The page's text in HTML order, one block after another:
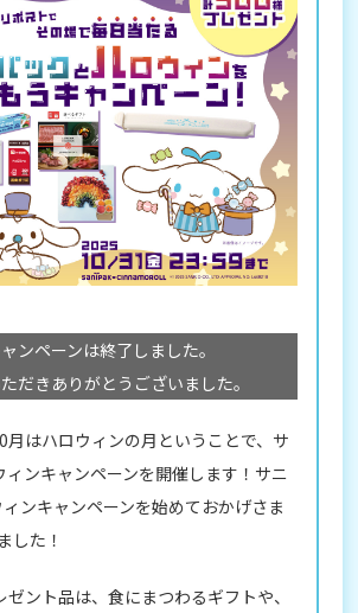
ンペーンは終了しました。
だきありがとうございました。
月はハロウィンの月ということで、サ
ィンキャンペーンを開催します！サニ
ンキャンペーンを始めておかげさま
した！
ント品は、食にまつわるギフトや、